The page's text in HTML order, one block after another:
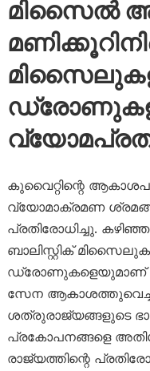
മിസൈൽ
ഡ്രോണുകളും
കുവൈറ്റിന്റെ
വ്യോമാക്രമണ
പ്രതിരോധിച്ചു.
ബാലിസ്റ്റിക്
ഡ്രോണുകളെയുമാണ്
സേന
ശത്രുരാജ്യങ്ങളുടെ
പ്രകോപനങ്ങളെ
രാജ്യത്തിന്റെ